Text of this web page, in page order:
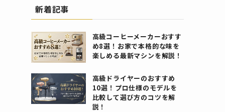
新着記事
高級コーヒーメーカーおすす
め8選！お家で本格的な味を
楽しめる最新マシンを解説！
高級ドライヤーのおすすめ
10選！プロ仕様のモデルを
比較して選び方のコツを解
説！